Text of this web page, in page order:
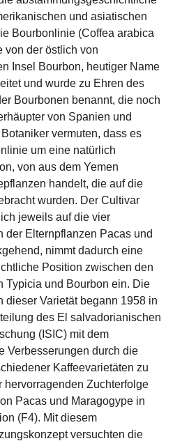
und asiatischen
Bourbonlinie (Coffea arabica
von der östlich von
Insel Bourbon, heutiger Name
und wurde zu Ehren des
Bourbonen benannt, die noch
von Spanien und
vermuten, dass es
um eine natürlich
von aus dem Yemen
handelt, die auf die
wurden. Der Cultivar
jeweils auf die vier
der Elternpflanzen Pacas und
nimmt dadurch eine
Position zwischen den
Typicia und Bourbon ein. Die
dieser Varietät begann 1958 in
des El salvadorianischen
(ISIC) mit dem
Verbesserungen durch die
Kaffeevarietäten zu
hervorragenden Zuchterfolge
Pacas und Maragogype in
(F4). Mit diesem
versuchten die